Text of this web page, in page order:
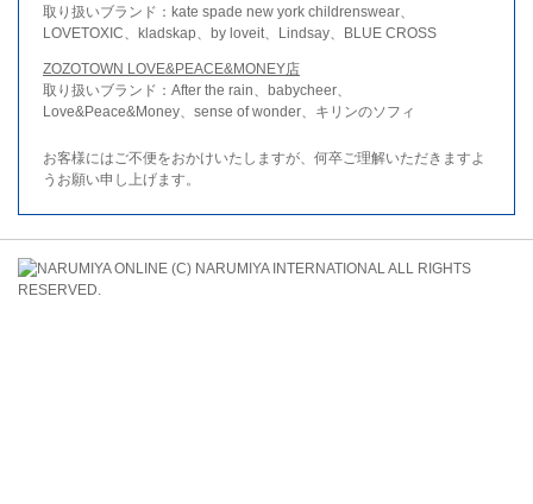
取り扱いブランド：kate spade new york childrenswear、
LOVETOXIC、kladskap、by loveit、Lindsay、BLUE CROSS
ZOZOTOWN LOVE&PEACE&MONEY店
取り扱いブランド：After the rain、babycheer、
Love&Peace&Money、sense of wonder、キリンのソフィ
お客様にはご不便をおかけいたしますが、何卒ご理解いただきますよ
うお願い申し上げます。